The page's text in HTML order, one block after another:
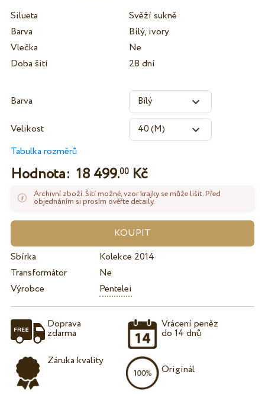
Silueta
Svěží sukně
Barva
Bílý, ivory
Vlečka
Ne
Doba šití
28 dní
Barva
Velikost
Tabulka rozměrů
Hodnota: 18 499.00Kč
Archivní zboží. Šití možné, vzor krajky se může lišit. Před
objednáním si prosím ověřte detaily.
Sbírka
Kolekce 2014
Transformátor
Ne
Výrobce
Pentelei
Doprava
zdarma
Záruka kvality
Vrácení peněz
do 14 dnů
Originál